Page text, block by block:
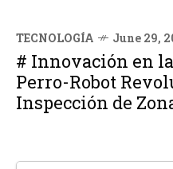
TECNOLOGÍA June 29,
# Innovación en
Perro-Robot
Inspección de